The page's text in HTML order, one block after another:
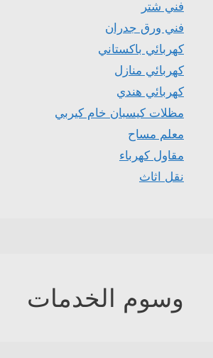
فني شتر
فني ورق جدران
كهربائي باكستاني
كهربائي منازل
كهربائي هندي
مظلات كيسبان خام كيربي
معلم مساح
مقاول كهرباء
نقل اثاث
وسوم الخدمات